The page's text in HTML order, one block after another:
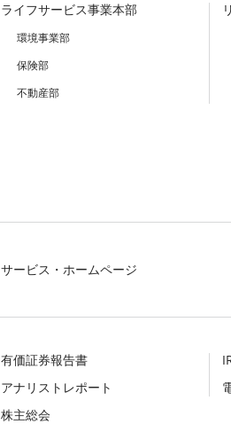
ライフサービス事業本部
環境事業部
保険部
不動産部
サービス・ホームページ
有価証券報告書
アナリストレポート
株主総会